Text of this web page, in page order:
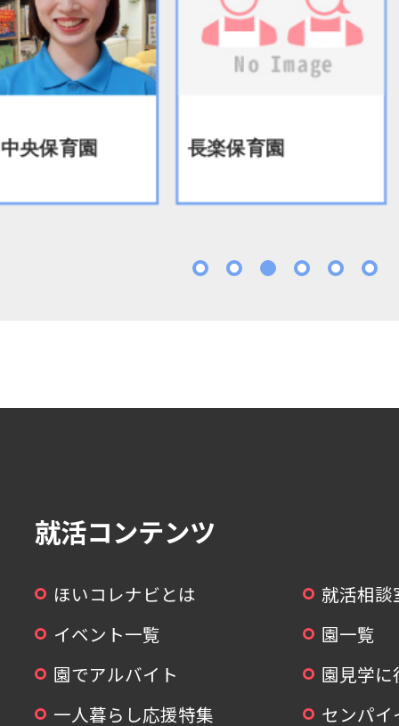
央保育園 長楽保育園
就活コンテンツ
ほいコレナビとは
就活相談
イベント一覧
園一覧
園でアルバイト
園見学
一人暮らし応援特集
センパ